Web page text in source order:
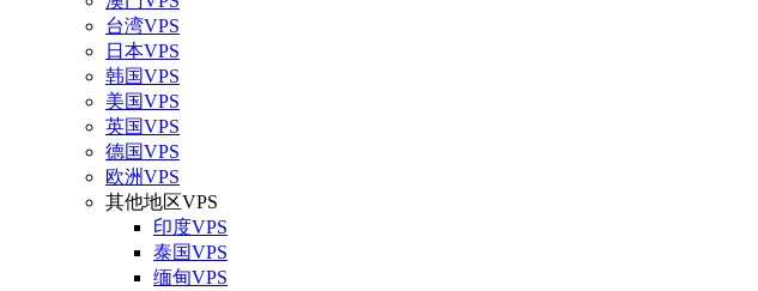
台湾VPS
日本VPS
韩国VPS
美国VPS
英国VPS
德国VPS
欧洲VPS
其他地区VPS
印度VPS
泰国VPS
缅甸VPS